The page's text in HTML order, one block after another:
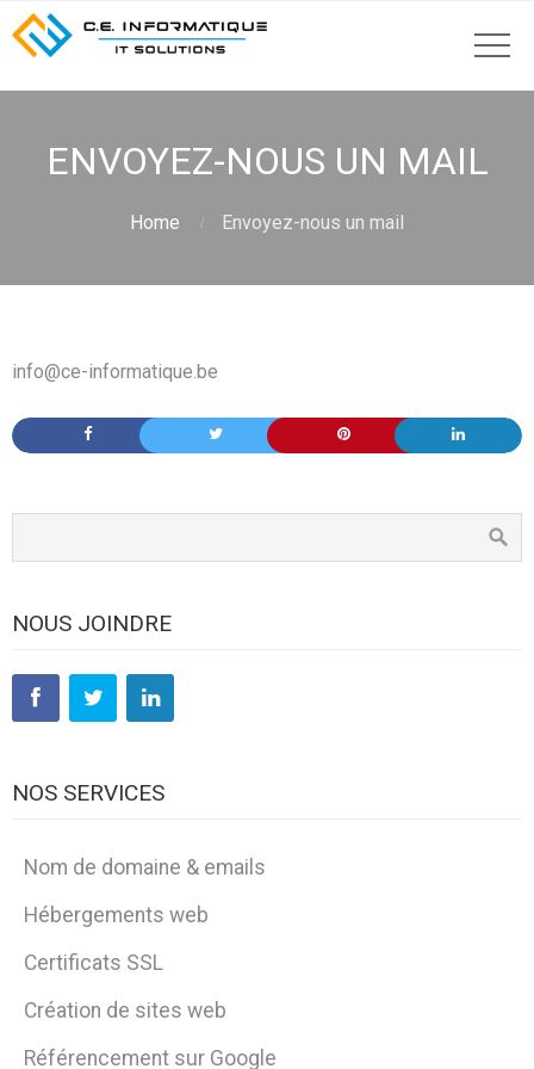
ENVOYEZ-NOUS UN MAIL
Home Envoyez-nous un mail
info@ce-informatique.be
NOUS JOINDRE
NOS SERVICES
Nom de domaine & emails
Hébergements web
Certificats SSL
Création de sites web
Référencement sur Google